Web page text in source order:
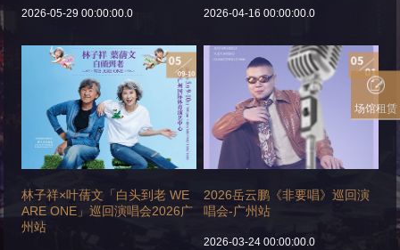
2026-05-29 00:00:00.0 2026-04-16 00:00:00.0
林子祥×叶蒨文「白头到老 WE
ARE ONE」巡回演唱会2026广
州站
2026岳云鹏《非要唱》巡回演
唱会-广州站
2026-03-24 00:00:00.0
场馆租赁